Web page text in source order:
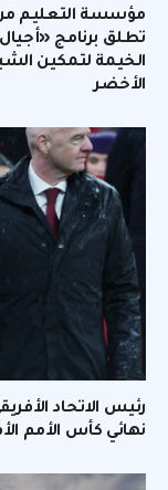
الخيمة لتمكين
الأخضر
نهائي كأس الأمم